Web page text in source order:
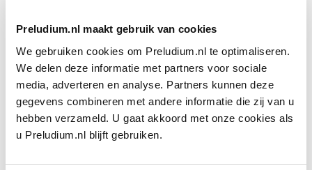
Preludium.nl maakt gebruik van cookies
We gebruiken cookies om Preludium.nl te optimaliseren.
We delen deze informatie met partners voor sociale
media, adverteren en analyse. Partners kunnen deze
gegevens combineren met andere informatie die zij van u
hebben verzameld. U gaat akkoord met onze cookies als
u Preludium.nl blijft gebruiken.